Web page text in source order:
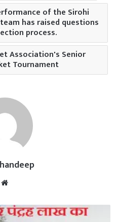
of the Sirohi
has raised questions
process.
Association's Senior
Tournament